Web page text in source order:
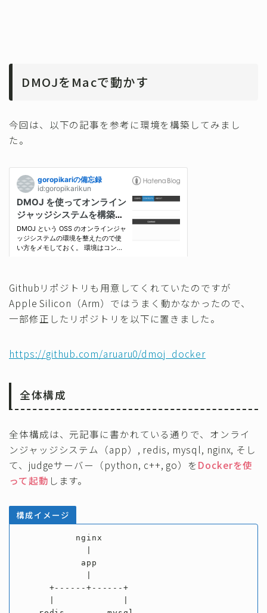
DMOJをMacで動かす
今回は、以下の記事を参考に環境を構築してみまし
た。
Githubリポジトリも用意してくれていたのですが
Apple Silicon（Arm）ではうまく動かなかったので、
一部修正したリポジトリを以下に置きました。
https://github.com/aruaru0/dmoj_docker
全体構成
全体構成は、元記事に書かれている通りで、オンライ
ンジャッジシステム（app）, redis, mysql, nginx, そし
て、judgeサーバー（python, c++, go）をDockerを使
って起動 します。
構成イメージ